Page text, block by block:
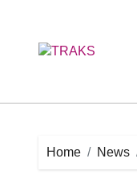
content
Home News